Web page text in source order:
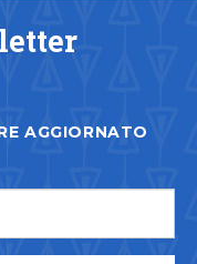
AGGIORNATO